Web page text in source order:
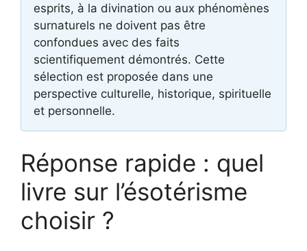
esprits, à la divination ou aux phénomènes
surnaturels ne doivent pas être
confondues avec des faits
scientifiquement démontrés. Cette
sélection est proposée dans une
perspective culturelle, historique, spirituelle
et personnelle.
Réponse rapide : quel
livre sur l’ésotérisme
choisir ?